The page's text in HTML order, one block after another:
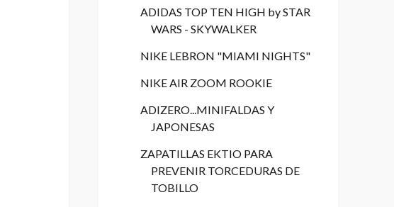
ADIDAS TOP TEN HIGH by STAR
WARS - SKYWALKER
NIKE LEBRON "MIAMI NIGHTS"
NIKE AIR ZOOM ROOKIE
ADIZERO...MINIFALDAS Y
JAPONESAS
ZAPATILLAS EKTIO PARA
PREVENIR TORCEDURAS DE
TOBILLO